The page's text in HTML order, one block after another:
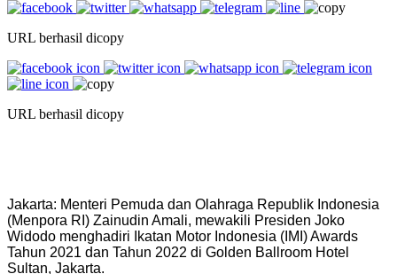
URL berhasil dicopy
URL berhasil dicopy
Jakarta: Menteri Pemuda dan Olahraga Republik Indonesia
(Menpora RI) Zainudin Amali, mewakili Presiden Joko
Widodo menghadiri Ikatan Motor Indonesia (IMI) Awards
Tahun 2021 dan Tahun 2022 di Golden Ballroom Hotel
Sultan, Jakarta.